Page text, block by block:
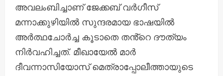
അവലംബിച്ചാണ് ജേക്കബ് വർഗീസ്
മന്നാക്കുഴിയിൽ സുന്ദരമായ ഭാഷയിൽ
അർത്ഥചോർച്ച കൂടാതെ തൻ്റെ ദൗത്യം
നിർവഹിച്ചത്. മീഖായേൽ മാർ
ദീവന്നാസിയോസ് മെത്രാപ്പോലീത്തായുടെ